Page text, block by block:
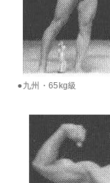
●九州・65kg級